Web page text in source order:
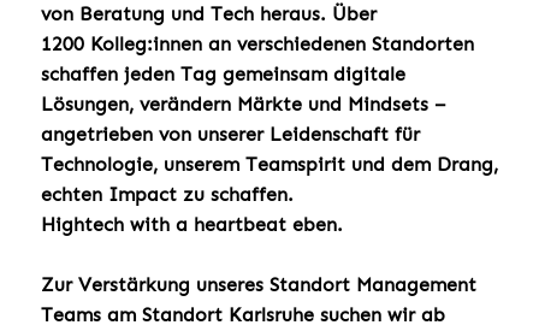
von Beratung und Tech heraus. Über
1200 Kolleg:innen an verschiedenen Standorten
schaffen jeden Tag gemeinsam digitale
Lösungen, verändern Märkte und Mindsets –
angetrieben von unserer Leidenschaft für
Technologie, unserem Teamspirit und dem Drang,
echten Impact zu schaffen.
Hightech with a heartbeat eben.
Zur Verstärkung unseres Standort Management
Teams am Standort Karlsruhe suchen wir ab